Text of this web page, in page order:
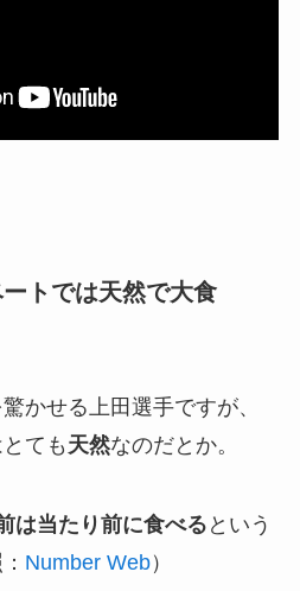
トでは天然で大食
かせる上田選手ですが、
ても 天然なのだとか。
は当たり前に食べる という
Number Web）